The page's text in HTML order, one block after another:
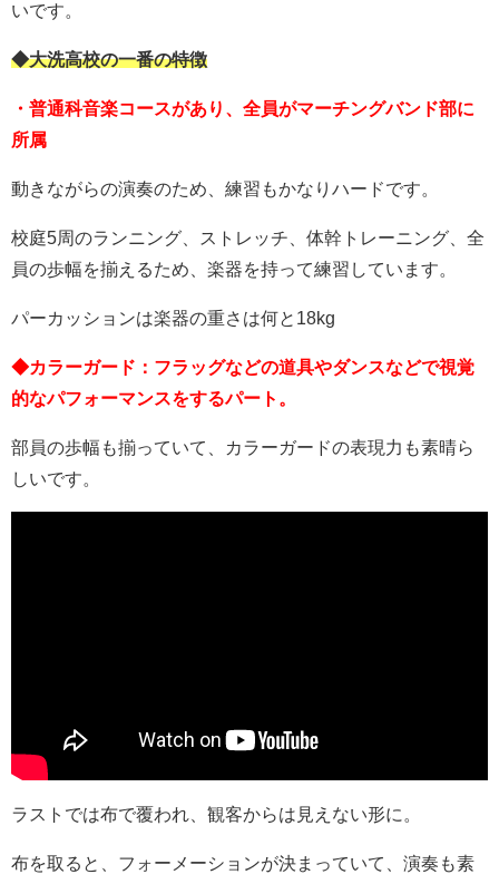
いです。
◆大洗高校の一番の特徴
・普通科音楽コースがあり、全員がマーチングバンド部に
所属
動きながらの演奏のため、練習もかなりハードです。
校庭5周のランニング、ストレッチ、体幹トレーニング、全
員の歩幅を揃えるため、楽器を持って練習しています。
パーカッションは楽器の重さは何と18kg
◆カラーガード：フラッグなどの道具やダンスなどで視覚
的なパフォーマンスをするパート。
部員の歩幅も揃っていて、カラーガードの表現力も素晴ら
しいです。
ラストでは布で覆われ、観客からは見えない形に。
布を取ると、フォーメーションが決まっていて、演奏も素